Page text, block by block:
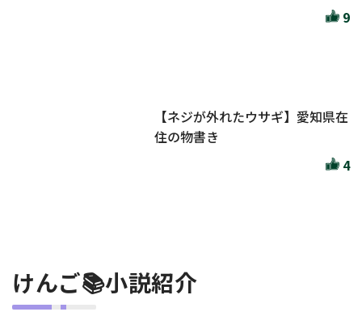
9
【ネジが外れたウサギ】愛知県在
住の物書き
4
けんご📚小説紹介